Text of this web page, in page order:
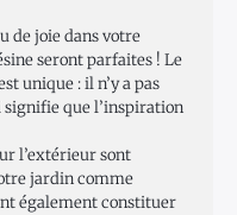
de joie dans votre
seront parfaites ! Le
unique : il n’y a pas
que l’inspiration
l’extérieur sont
jardin comme
également constituer